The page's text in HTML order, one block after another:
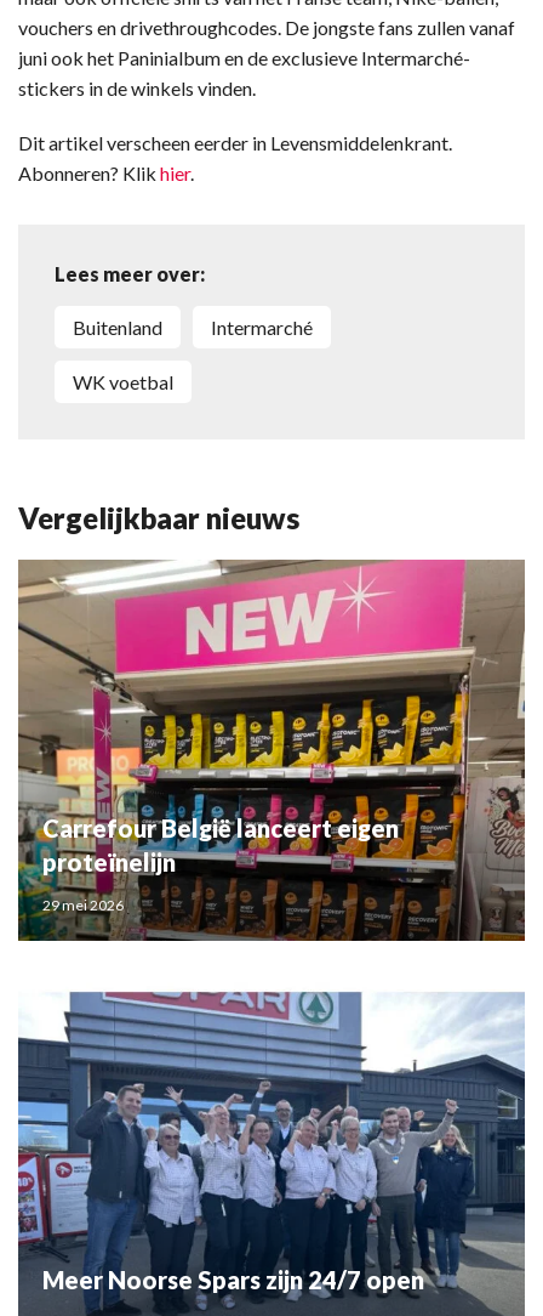
vouchers en drivethroughcodes. De jongste fans zullen vanaf
juni ook het Paninialbum en de exclusieve Intermarché-
stickers in de winkels vinden.
Dit artikel verscheen eerder in Levensmiddelenkrant.
Abonneren? Klik hier.
Lees meer over:
Buitenland Intermarché
WK voetbal
Vergelijkbaar nieuws
Carrefour België lanceert eigen
proteïnelijn
29 mei 2026
Meer Noorse Spars zijn 24/7 open